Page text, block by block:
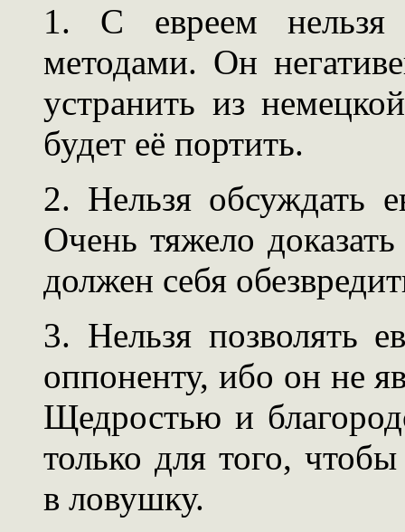
1. С евреем нельзя
методами. Он
устранить из
будет её портить.
2. Нельзя обсуждать
Очень тяжело
должен себя
3. Нельзя позволять
оппоненту, ибо он не
Щедростью и
только для того,
в ловушку.